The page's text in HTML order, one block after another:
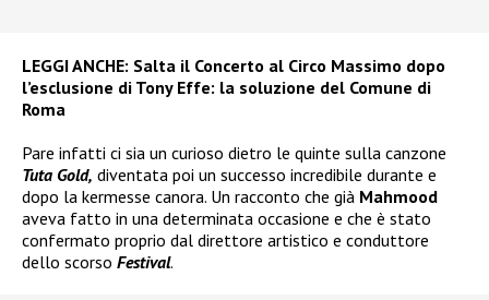
LEGGI ANCHE: Salta il Concerto al Circo Massimo dopo
l’esclusione di Tony Effe: la soluzione del Comune di
Roma
Pare infatti ci sia un curioso dietro le quinte sulla canzone
Tuta Gold, diventata poi un successo incredibile durante e
dopo la kermesse canora. Un racconto che già Mahmood
aveva fatto in una determinata occasione e che è stato
confermato proprio dal direttore artistico e conduttore
dello scorso Festival.